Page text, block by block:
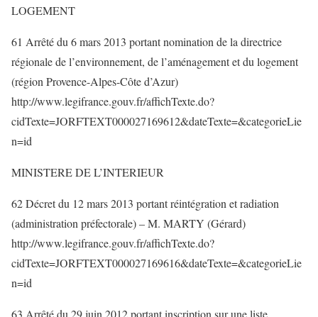
LOGEMENT
61 Arrêté du 6 mars 2013 portant nomination de la directrice
régionale de l’environnement, de l’aménagement et du logement
(région Provence-Alpes-Côte d’Azur)
http://www.legifrance.gouv.fr/affichTexte.do?
cidTexte=JORFTEXT000027169612&dateTexte=&categorieLie
n=id
MINISTERE DE L’INTERIEUR
62 Décret du 12 mars 2013 portant réintégration et radiation
(administration préfectorale) – M. MARTY (Gérard)
http://www.legifrance.gouv.fr/affichTexte.do?
cidTexte=JORFTEXT000027169616&dateTexte=&categorieLie
n=id
63 Arrêté du 29 juin 2012 portant inscription sur une liste